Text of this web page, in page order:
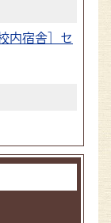
校内宿舎］セ